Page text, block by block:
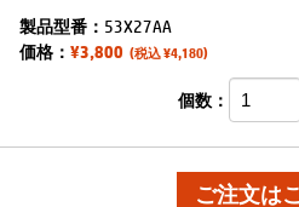
製品型番： 53X27AA
価格： ¥3,800 (税込 ¥4,180)
個数：